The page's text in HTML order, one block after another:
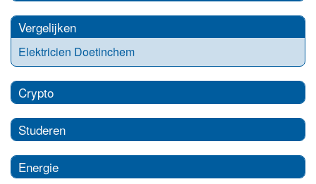
Vergelijken
Elektricien Doetinchem
Crypto
Studeren
Energie